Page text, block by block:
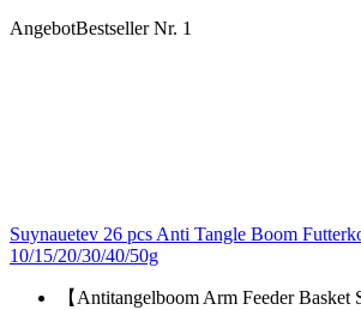
AngebotBestseller Nr. 1
Suynauetev 26 pcs Anti Tangle Boom
10/15/20/30/40/50g
【Antitangelboom Arm Feeder Basket